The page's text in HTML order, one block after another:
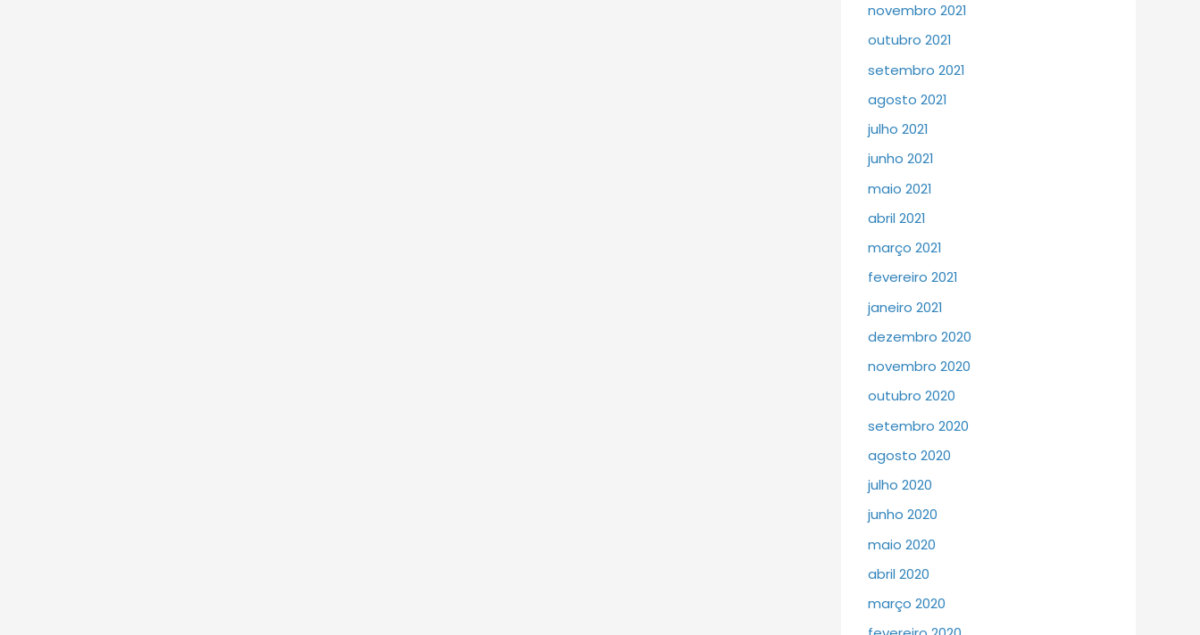
novembro 2021
outubro 2021
setembro 2021
agosto 2021
julho 2021
junho 2021
maio 2021
abril 2021
março 2021
fevereiro 2021
janeiro 2021
dezembro 2020
novembro 2020
outubro 2020
setembro 2020
agosto 2020
julho 2020
junho 2020
maio 2020
abril 2020
março 2020